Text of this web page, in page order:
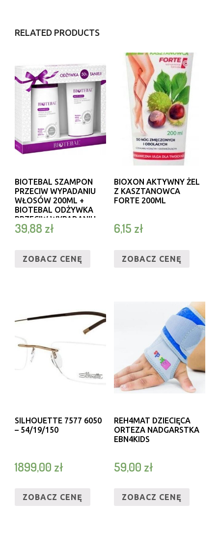
RELATED PRODUCTS
BIOTEBAL SZAMPON
PRZECIW WYPADANIU
WŁOSÓW 200ML +
BIOTEBAL ODŻYWKA
PRZECIW WYPADANIU
WŁOSÓW 200ML
39,88 zł
ZOBACZ CENĘ
BIOXON AKTYWNY ŻEL
Z KASZTANOWCA
FORTE 200ML
6,15 zł
ZOBACZ CENĘ
SILHOUETTE 7577 6050
– 54/19/150
1899,00 zł
ZOBACZ CENĘ
REH4MAT DZIECIĘCA
ORTEZA NADGARSTKA
EBN4KIDS
59,00 zł
ZOBACZ CENĘ